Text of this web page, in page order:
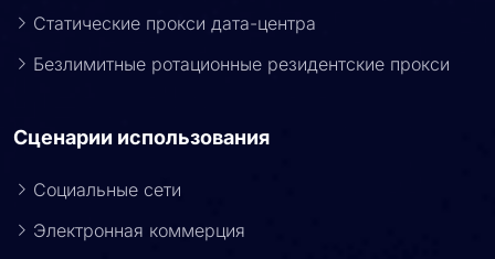
Статические прокси дата-центра
Безлимитные ротационные резидентские прокси
Сценарии использования
Социальные сети
Электронная коммерция